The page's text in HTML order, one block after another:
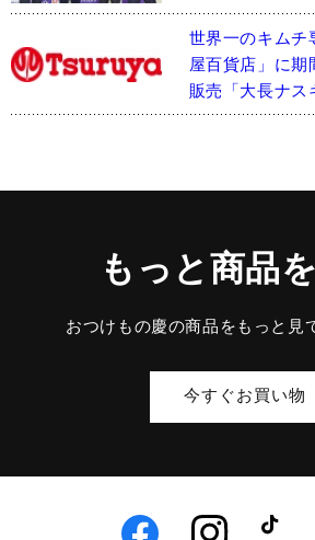
世界一のキムチ
屋百貨店」に期
販売「大長ナス
もっと商品
おつけもの慶の商品をもっと見
今すぐお買い物